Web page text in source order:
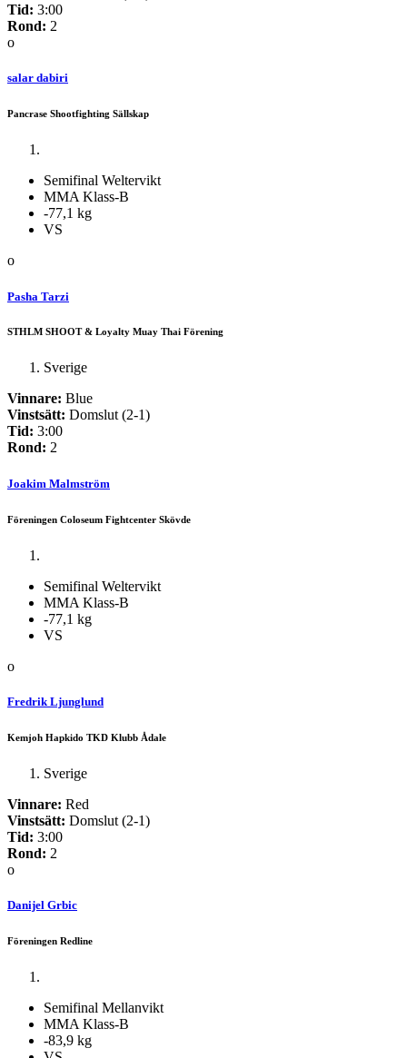
Tid: 3:00
Rond: 2
o
salar dabiri
Pancrase Shootfighting Sällskap
Semifinal Weltervikt
MMA Klass-B
-77,1 kg
VS
o
Pasha Tarzi
STHLM SHOOT & Loyalty Muay Thai Förening
Sverige
Vinnare: Blue
Vinstsätt: Domslut (2-1)
Tid: 3:00
Rond: 2
Joakim Malmström
Föreningen Coloseum Fightcenter Skövde
Semifinal Weltervikt
MMA Klass-B
-77,1 kg
VS
o
Fredrik Ljunglund
Kemjoh Hapkido TKD Klubb Ådale
Sverige
Vinnare: Red
Vinstsätt: Domslut (2-1)
Tid: 3:00
Rond: 2
o
Danijel Grbic
Föreningen Redline
Semifinal Mellanvikt
MMA Klass-B
-83,9 kg